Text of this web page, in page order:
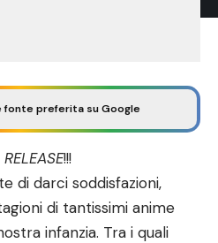
fonte preferita su Google
RELEASE!!!
di darci soddisfazioni,
di tantissimi anime
infanzia. Tra i quali